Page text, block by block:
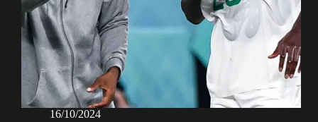
16/10/2024